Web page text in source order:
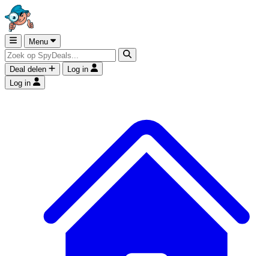
Menu
Deal delen
Log in
Log in